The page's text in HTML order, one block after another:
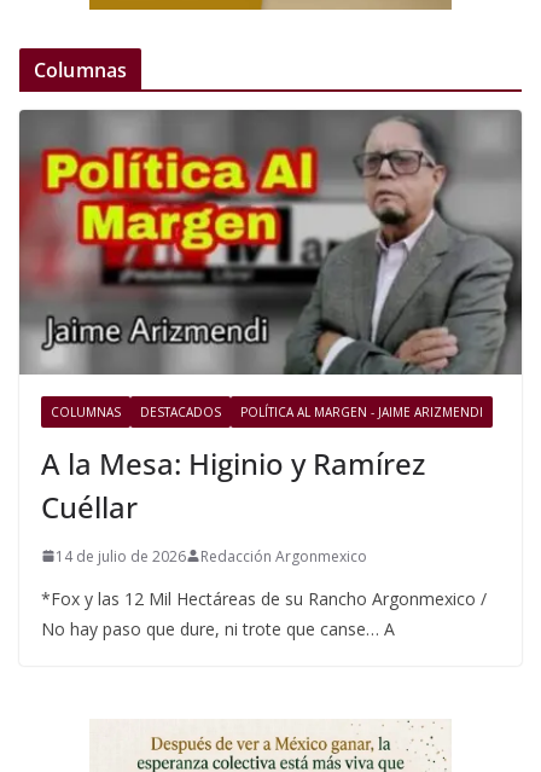
Columnas
COLUMNAS DESTACADOS POLÍTICA AL MARGEN - JAIME ARIZMENDI
A la Mesa: Higinio y Ramírez
Cuéllar
14 de julio de 2026 Redacción Argonmexico
*Fox y las 12 Mil Hectáreas de su Rancho Argonmexico /
No hay paso que dure, ni trote que canse… A